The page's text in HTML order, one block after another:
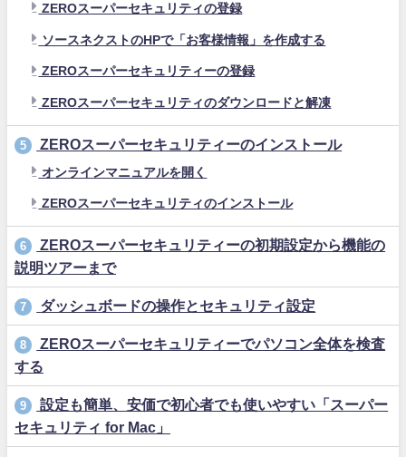
ZEROスーパーセキュリティの登録
ソースネクストのHPで「お客様情報」を作成する
ZEROスーパーセキュリティーの登録
ZEROスーパーセキュリティのダウンロードと解凍
5 ZEROスーパーセキュリティーのインストール
オンラインマニュアルを開く
ZEROスーパーセキュリティのインストール
6
ZEROスーパーセキュリティーの初期設定から機能の
説明ツアーまで
7 ダッシュボードの操作とセキュリティ設定
8
ZEROスーパーセキュリティーでパソコン全体を検査
する
9
設定も簡単、安価で初心者でも使いやすい「スーパー
セキュリティ for Mac」